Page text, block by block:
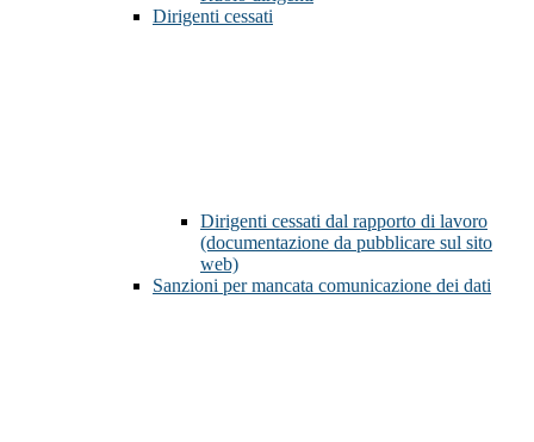
Dirigenti cessati
Dirigenti cessati dal rapporto di lavoro
(documentazione da pubblicare sul sito
web)
Sanzioni per mancata comunicazione dei dati